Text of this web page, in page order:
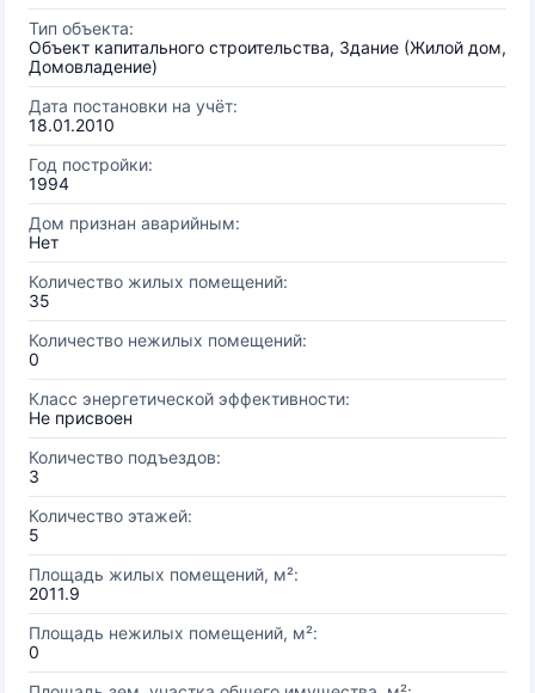
Тип объекта:
Объект капитального строительства, Здание (Жилой дом,
Домовладение)
Дата постановки на учёт:
18.01.2010
Год постройки:
1994
Дом признан аварийным:
Нет
Количество жилых помещений:
35
Количество нежилых помещений:
0
Класс энергетической эффективности:
Не присвоен
Количество подъездов:
3
Количество этажей:
5
Площадь жилых помещений, м²:
2011.9
Площадь нежилых помещений, м²:
0